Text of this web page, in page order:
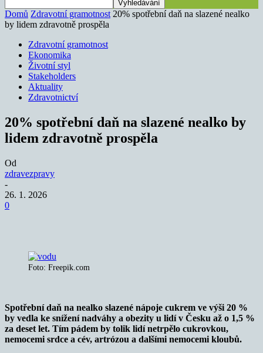
Domů Zdravotní gramotnost 20% spotřební daň na slazené nealko
by lidem zdravotně prospěla
Zdravotní gramotnost
Ekonomika
Životní styl
Stakeholders
Aktuality
Zdravotnictví
20% spotřební daň na slazené nealko by
lidem zdravotně prospěla
Od
zdravezpravy
-
26. 1. 2026
0
Foto: Freepik.com
Spotřební daň na nealko slazené nápoje cukrem ve výši 20 %
by vedla ke snížení nadváhy a obezity u lidí v Česku až o 1,5 %
za deset let. Tím pádem by tolik lidí netrpělo cukrovkou,
nemocemi srdce a cév, artrózou a dalšími nemocemi kloubů.